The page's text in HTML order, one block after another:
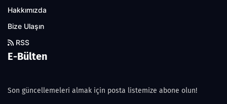
Hakkımızda
Bize Ulaşın
RSS
E-Bülten
Son güncellemeleri almak için posta listemize abone olun!